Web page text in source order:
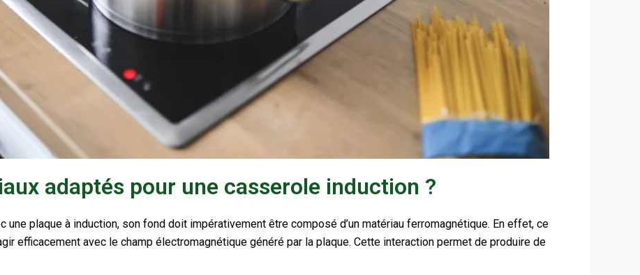
adaptés pour une casserole induction ?
une plaque à induction, son fond doit impérativement être composé d’un matériau ferromagnétique. En effet, ce
efficacement avec le champ électromagnétique généré par la plaque. Cette interaction permet de produire de